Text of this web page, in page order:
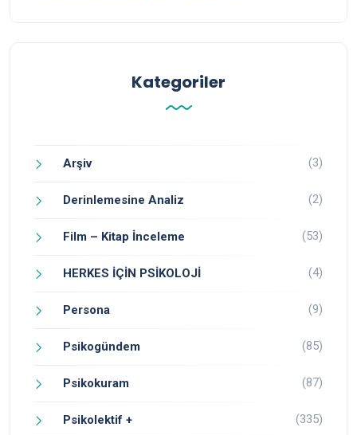
Kategoriler
Arşiv (3)
Derinlemesine Analiz (2)
Film – Kitap İnceleme (53)
HERKES İÇİN PSİKOLOJİ (4)
Persona (9)
Psikogündem (85)
Psikokuram (87)
Psikolektif + (335)